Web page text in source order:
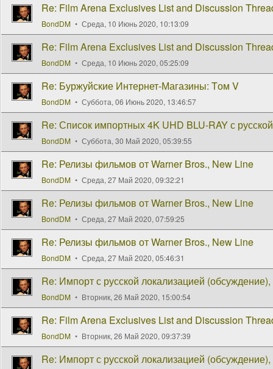
Re: Film Arena Exclusives List and Discussion
BondDM Среда, 10 Июнь 2020, 10:13:09
Re: Film Arena Exclusives List and Discussion
BondDM Среда, 10 Июнь 2020, 05:25:09
Re: Буржуйские Интернет-Магазины: Tом V
BondDM Суббота, 06 Июнь 2020, 13:46:57
Re: Список импортных 4K UHD BLU-RAY с
BondDM Суббота, 30 Май 2020, 05:39:55
Re: Релизы фильмов от Warner Bros., New Line
BondDM Среда, 27 Май 2020, 09:32:21
Re: Релизы фильмов от Warner Bros., New Line
BondDM Среда, 27 Май 2020, 07:59:25
Re: Релизы фильмов от Warner Bros., New Line
BondDM Среда, 27 Май 2020, 05:46:31
Re: Импорт с русской локализацией
BondDM Вторник, 26 Май 2020, 15:00:54
Re: Film Arena Exclusives List and Discussion
BondDM Вторник, 26 Май 2020, 09:37:39
Re: Импорт с русской локализацией